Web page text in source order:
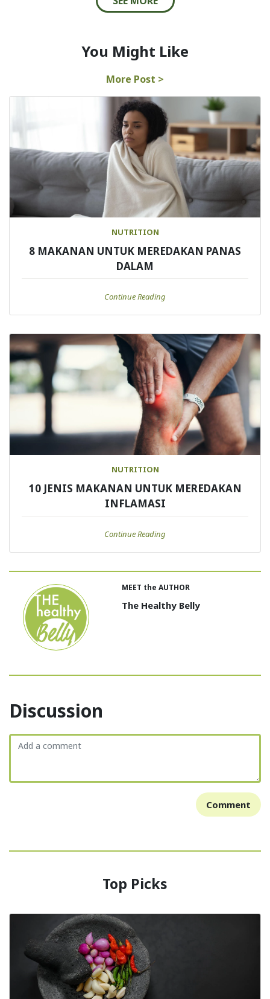
You Might Like
More Post >
NUTRITION
8 MAKANAN UNTUK MEREDAKAN PANAS
DALAM
Continue Reading
NUTRITION
10 JENIS MAKANAN UNTUK MEREDAKAN
INFLAMASI
Continue Reading
MEET the AUTHOR
The Healthy Belly
Discussion
Comment
Top Picks